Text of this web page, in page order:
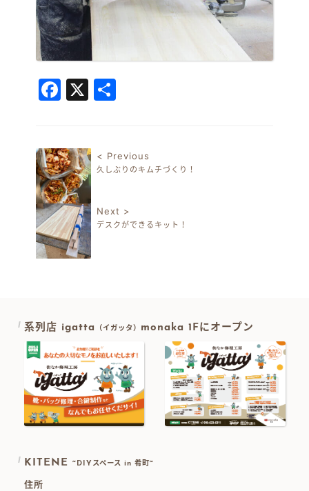
Facebook
X
投稿ナビゲーション
< Previous
久しぶりのキムチづくり！
Next >
デスクができるキット！
系列店 igatta （イガッタ） monaka 1Fにオープン
KITENE ~DIYスペース in 肴町~
住所